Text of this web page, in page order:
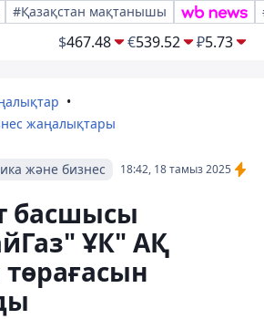
#Қазақстан мақтанышы
$467.48 €539.52 ₽5.73
жаңалықтары
18:42, 18 тамыз 2025
және бизнес
басшысы
ҰК" АҚ